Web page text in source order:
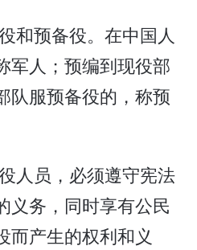
和预备役。在中国人
军人；预编到现役部
队服预备役的，称预
人员，必须遵守宪法
义务，同时享有公民
而产生的权利和义